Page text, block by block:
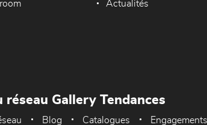
Actualités
réseau Gallery Tendances
Blog Catalogues Engagements